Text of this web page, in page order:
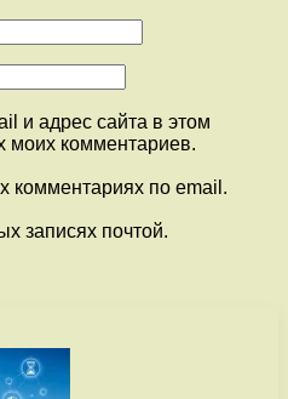
и адрес сайта в этом
моих комментариев.
комментариях по email.
записях почтой.